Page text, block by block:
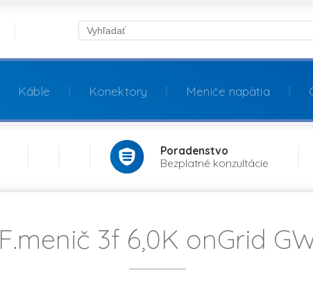
Káble Konektory Meniče napätia
Poradenstvo
Bezplatné konzultácie
F.menič 3f 6,0K onGrid